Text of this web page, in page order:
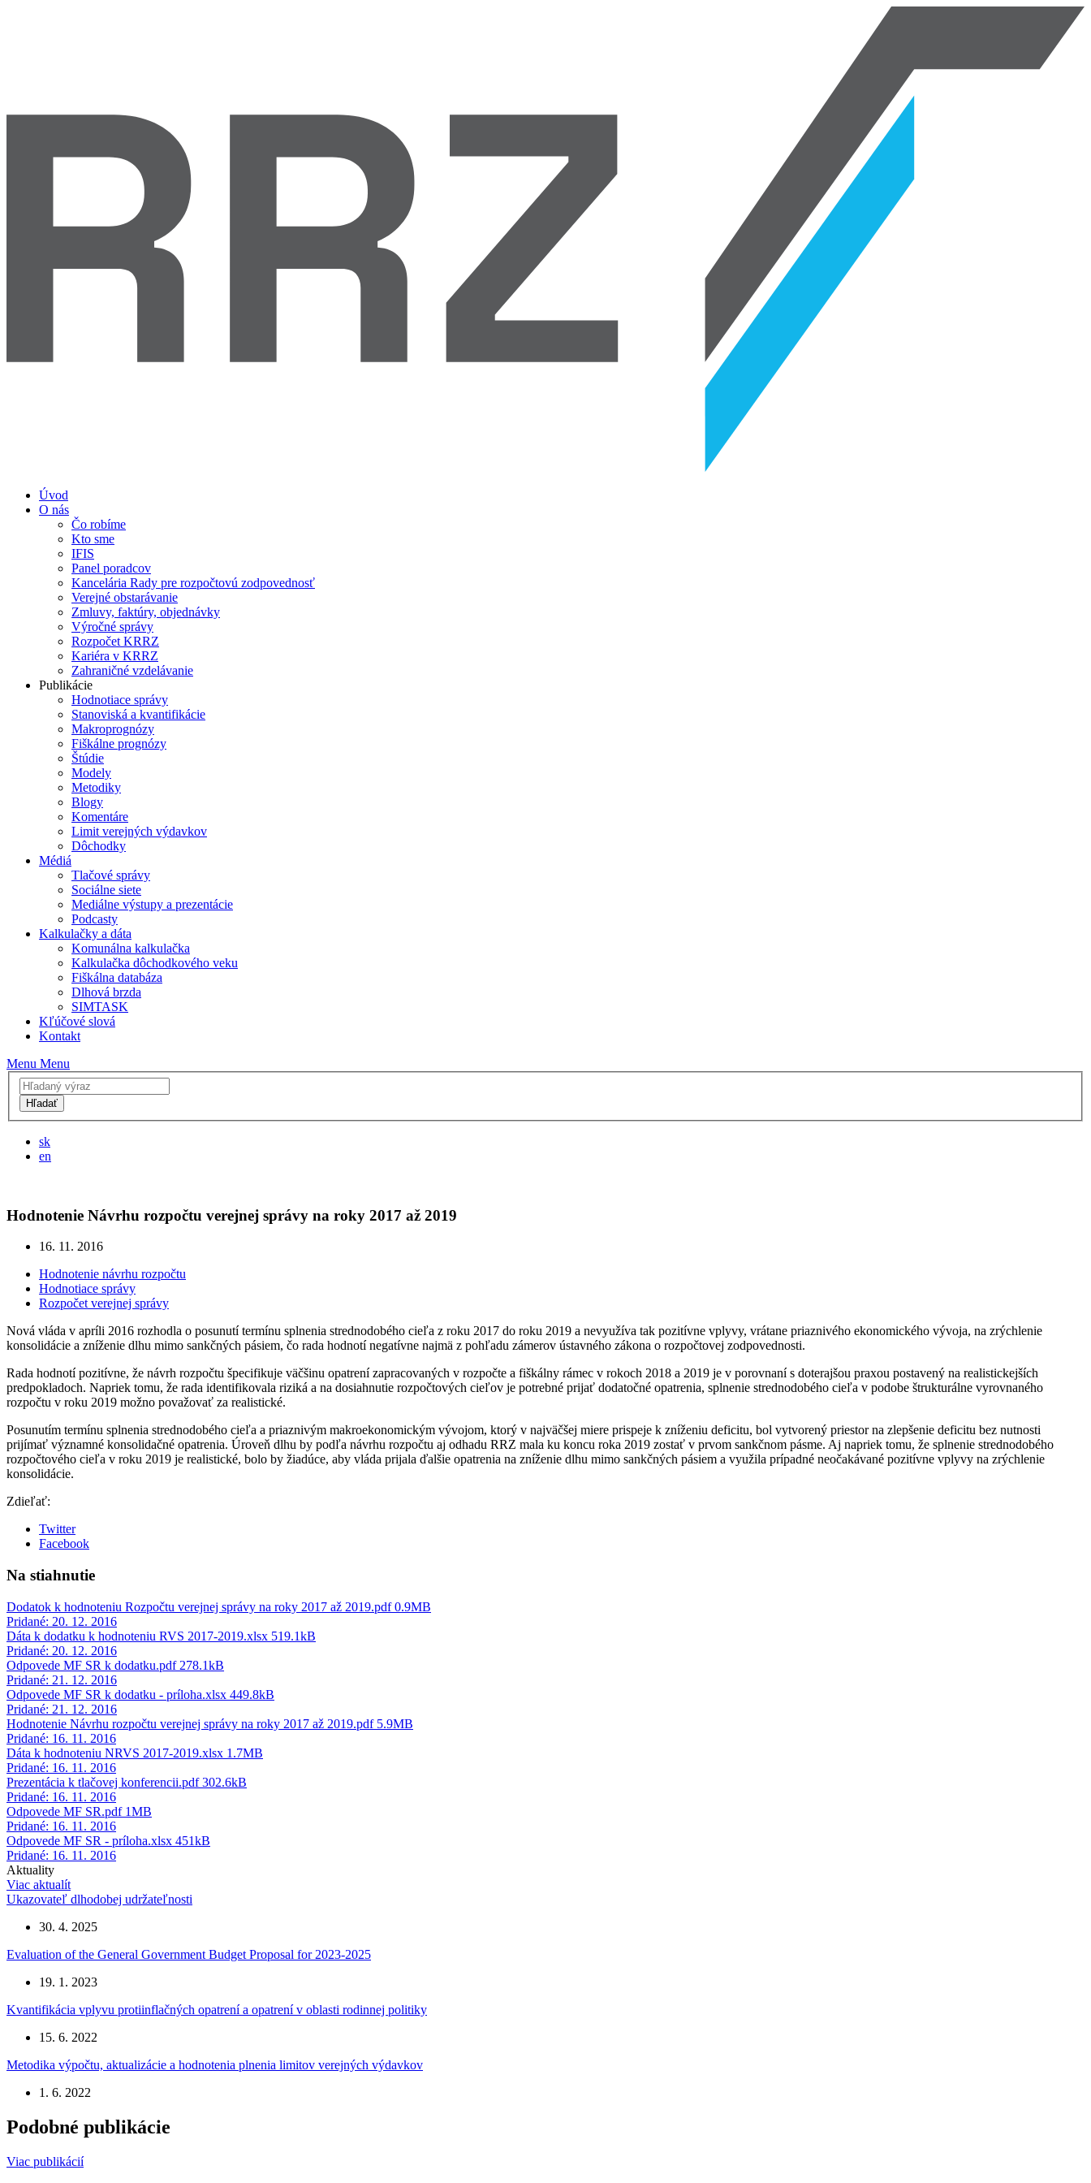
Úvod
O nás
Čo robíme
Kto sme
IFIS
Panel poradcov
Kancelária Rady pre rozpočtovú zodpovednosť
Verejné obstarávanie
Zmluvy, faktúry, objednávky
Výročné správy
Rozpočet KRRZ
Kariéra v KRRZ
Zahraničné vzdelávanie
Publikácie
Hodnotiace správy
Stanoviská a kvantifikácie
Makroprognózy
Fiškálne prognózy
Štúdie
Modely
Metodiky
Blogy
Komentáre
Limit verejných výdavkov
Dôchodky
Médiá
Tlačové správy
Sociálne siete
Mediálne výstupy a prezentácie
Podcasty
Kalkulačky a dáta
Komunálna kalkulačka
Kalkulačka dôchodkového veku
Fiškálna databáza
Dlhová brzda
SIMTASK
Kľúčové slová
Kontakt
Menu Menu
Hľadať
sk
en
Hodnotenie Návrhu rozpočtu verejnej správy na roky 2017 až 2019
16. 11. 2016
Hodnotenie návrhu rozpočtu
Hodnotiace správy
Rozpočet verejnej správy
Nová vláda v apríli 2016 rozhodla o posunutí termínu splnenia strednodobého cieľa z roku 2017 do roku 2019 a nevyužíva tak pozitívne vplyvy, vrátane priaznivého ekonomického vývoja, na zrýchlenie
konsolidácie a zníženie dlhu mimo sankčných pásiem, čo rada hodnotí negatívne najmä z pohľadu zámerov ústavného zákona o rozpočtovej zodpovednosti.
Rada hodnotí pozitívne, že návrh rozpočtu špecifikuje väčšinu opatrení zapracovaných v rozpočte a fiškálny rámec v rokoch 2018 a 2019 je v porovnaní s doterajšou praxou postavený na realistickejších
predpokladoch. Napriek tomu, že rada identifikovala riziká a na dosiahnutie rozpočtových cieľov je potrebné prijať dodatočné opatrenia, splnenie strednodobého cieľa v podobe štrukturálne vyrovnaného
rozpočtu v roku 2019 možno považovať za realistické.
Posunutím termínu splnenia strednodobého cieľa a priaznivým makroekonomickým vývojom, ktorý v najväčšej miere prispeje k zníženiu deficitu, bol vytvorený priestor na zlepšenie deficitu bez nutnosti
prijímať významné konsolidačné opatrenia. Úroveň dlhu by podľa návrhu rozpočtu aj odhadu RRZ mala ku koncu roka 2019 zostať v prvom sankčnom pásme. Aj napriek tomu, že splnenie strednodobého
rozpočtového cieľa v roku 2019 je realistické, bolo by žiadúce, aby vláda prijala ďalšie opatrenia na zníženie dlhu mimo sankčných pásiem a využila prípadné neočakávané pozitívne vplyvy na zrýchlenie
konsolidácie.
Zdieľať:
Twitter
Facebook
Na stiahnutie
Dodatok k hodnoteniu Rozpočtu verejnej správy na roky 2017 až 2019.pdf0.9MB
Pridané: 20. 12. 2016
Dáta k dodatku k hodnoteniu RVS 2017-2019.xlsx 519.1kB
Pridané: 20. 12. 2016
Odpovede MF SR k dodatku.pdf 278.1kB
Pridané: 21. 12. 2016
Odpovede MF SR k dodatku - príloha.xlsx 449.8kB
Pridané: 21. 12. 2016
Hodnotenie Návrhu rozpočtu verejnej správy na roky 2017 až 2019.pdf 5.9MB
Pridané: 16. 11. 2016
Dáta k hodnoteniu NRVS 2017-2019.xlsx 1.7MB
Pridané: 16. 11. 2016
Prezentácia k tlačovej konferencii.pdf302.6kB
Pridané: 16. 11. 2016
Odpovede MF SR.pdf 1MB
Pridané: 16. 11. 2016
Odpovede MF SR - príloha.xlsx 451kB
Pridané: 16. 11. 2016
Aktuality
Viac aktualít
Ukazovateľ dlhodobej udržateľnosti
30. 4. 2025
Evaluation of the General Government Budget Proposal for 2023-2025
19. 1. 2023
Kvantifikácia vplyvu protiinflačných opatrení a opatrení v oblasti rodinnej politiky
15. 6. 2022
Metodika výpočtu, aktualizácie a hodnotenia plnenia limitov verejných výdavkov
1. 6. 2022
Podobné publikácie
Viac publikácií